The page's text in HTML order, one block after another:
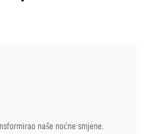
naše noćne smjene.